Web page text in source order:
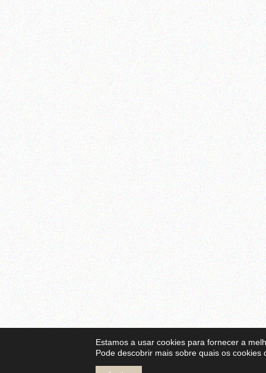
Estamos a usar cookies para fornecer a
Pode descobrir mais sobre quais os